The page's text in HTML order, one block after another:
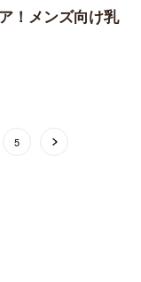
！メンズ向け乳
5